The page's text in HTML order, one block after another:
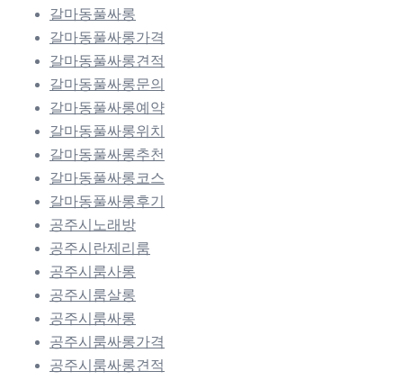
갈마동풀싸롱
갈마동풀싸롱가격
갈마동풀싸롱견적
갈마동풀싸롱문의
갈마동풀싸롱예약
갈마동풀싸롱위치
갈마동풀싸롱추천
갈마동풀싸롱코스
갈마동풀싸롱후기
공주시노래방
공주시란제리룸
공주시룸사롱
공주시룸살롱
공주시룸싸롱
공주시룸싸롱가격
공주시룸싸롱견적